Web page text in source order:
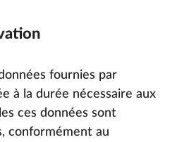
fournies par
à la durée nécessaire aux
ces données sont
conformément au